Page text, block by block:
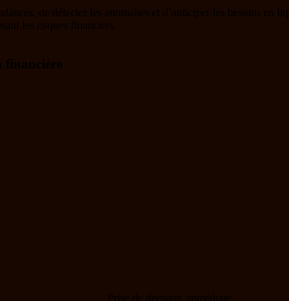
de détecter les anomalies et d’anticiper les besoins en
les risques financiers.
financière
Prise de décision immédiate